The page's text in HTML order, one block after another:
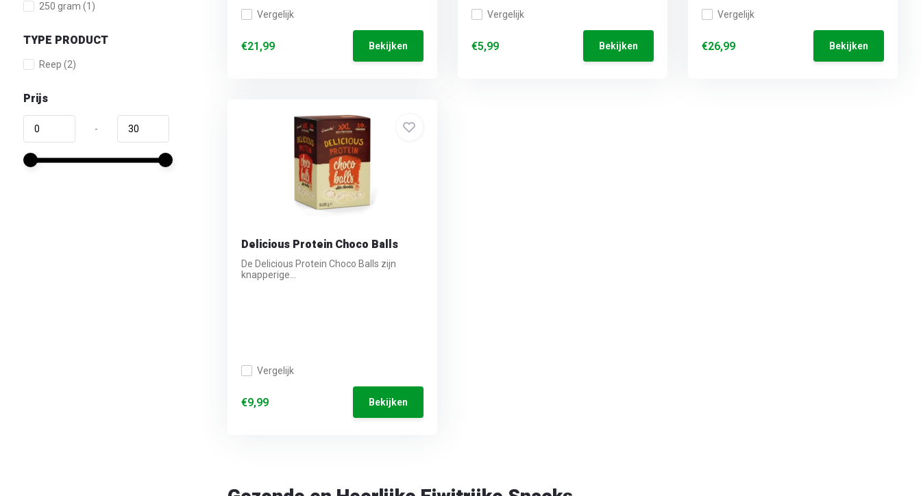
250 gram (1)
TYPE PRODUCT
Reep (2)
Prijs
-
Vergelijk
€21,99 Bekijken
Vergelijk
€5,99 Bekijken
Vergelijk
€26,99 Bekijken
Delicious Protein Choco Balls
De Delicious Protein Choco Balls zijn
knapperige...
Vergelijk
€9,99 Bekijken